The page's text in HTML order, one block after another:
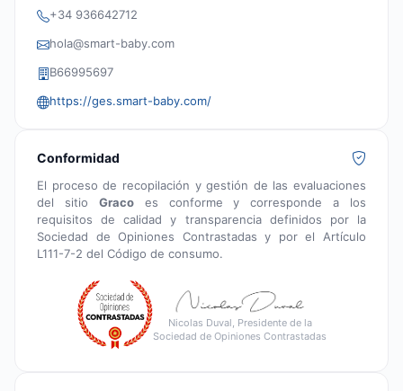
+34 936642712
hola@smart-baby.com
B66995697
https://ges.smart-baby.com/
Conformidad
El proceso de recopilación y gestión de las evaluaciones
del sitio Gracoes conforme y corresponde a los
requisitos de calidad y transparencia definidos por la
Sociedad de Opiniones Contrastadas y por el Artículo
L111-7-2 del Código de consumo.
Nicolas Duval, Presidente de la
Sociedad de Opiniones Contrastadas